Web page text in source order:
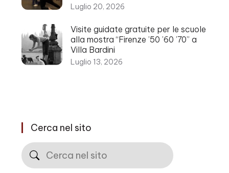
Luglio 20, 2026
Visite guidate gratuite per le scuole
alla mostra “Firenze ’50 ’60 ’70” a
Villa Bardini
Luglio 13, 2026
Cerca nel sito
Cerca